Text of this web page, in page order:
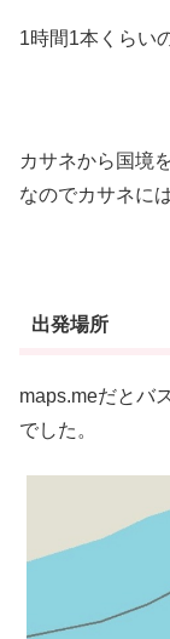
1時間1本くらい
カサネから国境
なのでカサネに
出発場所
maps.meだとバ
でした。